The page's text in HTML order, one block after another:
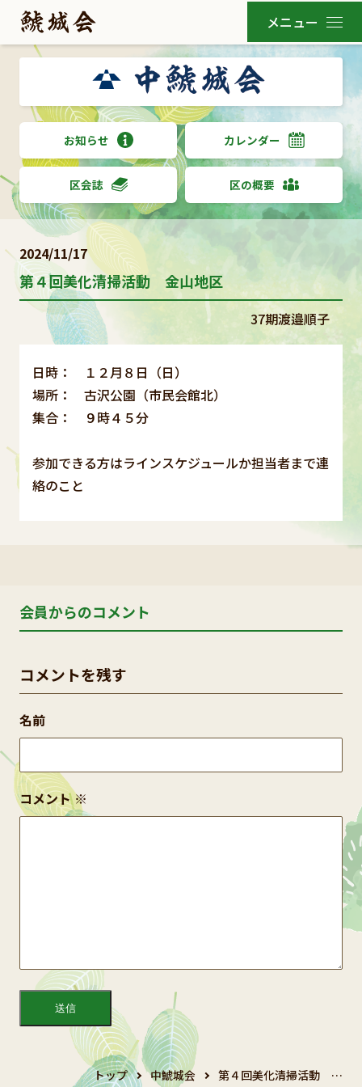
お知らせ カレンダー
区会誌 区の概要
2024/11/17
第４回美化清掃活動 金山地区
37期渡邉順子
日時： １２月８日（日）
場所： 古沢公園（市民会館北）
集合： ９時４５分
参加できる方はラインスケジュールか担当者まで連
絡のこと
会員からのコメント
コメントを残す
コメント※
名前
トップ 中鯱城会 第４回美化清掃活動 …